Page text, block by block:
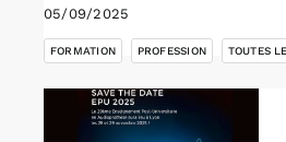
05/09/2025
FORMATION
,
PROFESSION TOUTES